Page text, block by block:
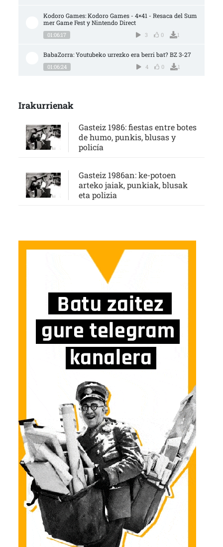
Kodoro Games: Kodoro Games - 4×41 - Resaca del Sum
mer Game Fest y Nintendo Direct
01:06:17 3 0 1
BabaZorra: Youtubeko urrezko era berri bat? BZ 3-27
01:06:24 4 0 1
Irakurrienak
Gasteiz 1986: fiestas entre botes
de humo, punkis, blusas y
policía
Gasteiz 1986an: ke-potoen
arteko jaiak, punkiak, blusak
eta polizia